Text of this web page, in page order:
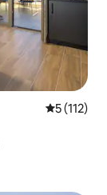
5 av 5 i
5 (112)